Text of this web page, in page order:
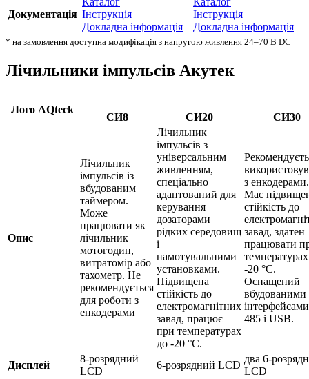
Документація Інструкція
Докладна інформація
Інструкція
Докладна інформація
* на замовлення доступна модифікація з напругою живлення 24–70 В DC
Лічильники імпульсів Акутек
Лого AQteck
СИ8 СИ20 СИ30
Опис
Лічильник
імпульсів із
вбудованим
таймером.
Може
працювати як
лічильник
мотогодин,
витратомір або
тахометр. Не
рекомендується
для роботи з
енкодерами
Лічильник
імпульсів з
універсальним
живленням,
спеціально
адаптований для
керування
дозаторами
рідких середовищ
і
намотувальними
установками.
Підвищена
стійкість до
електромагнітних
завад, працює
при температурах
до -20 °С.
з енкодерами.
Має
стійкість до
завад, здатен
працювати
-20 °С.
Оснащений
вбудованими
485 і USB.
Дисплей
8-розрядний
LCD
6-розрядний LCD
два 6-
LCD